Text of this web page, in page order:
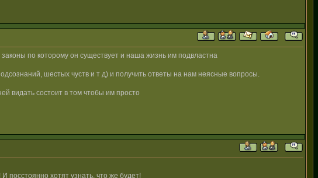
по которому он существует и наша жизнь им подвластна
шестых чуств и т д) и получить ответы на нам неясные вопросы.
видать состоит в том чтобы им просто
хотят узнать, что же будет!